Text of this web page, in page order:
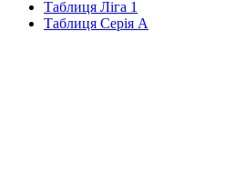
Таблиця Ліга 1
Таблиця Серія А